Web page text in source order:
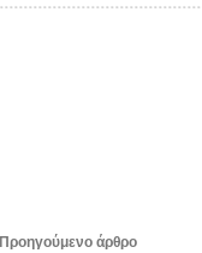
Προηγούμενο άρθρο